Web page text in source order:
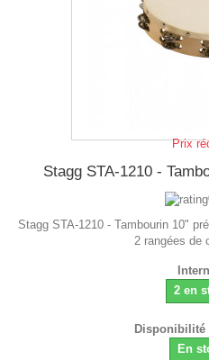
Prix
Stagg STA-1210 -
Stagg STA-1210 - Tambourin 10"
2 rangées de
2 en
Disponibilité
En